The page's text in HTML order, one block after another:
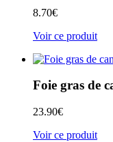
8.70€
Voir ce produit
Foie gras de
23.90€
Voir ce produit